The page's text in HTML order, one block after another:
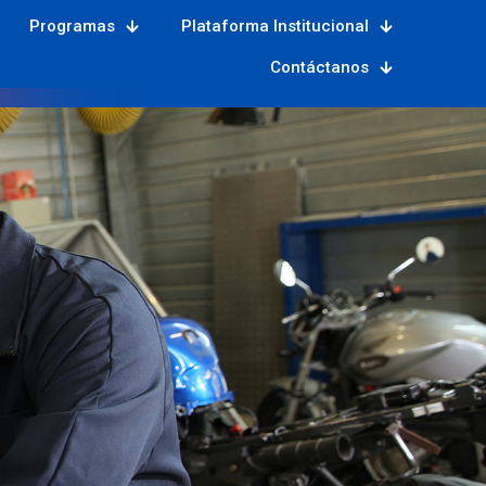
Programas Plataforma Institucional
Contáctanos